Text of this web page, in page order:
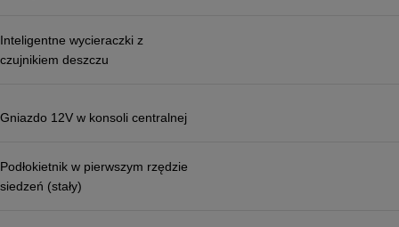
Inteligentne wycieraczki z
czujnikiem deszczu
Gniazdo 12V w konsoli centralnej
Podłokietnik w pierwszym rzędzie
siedzeń (stały)